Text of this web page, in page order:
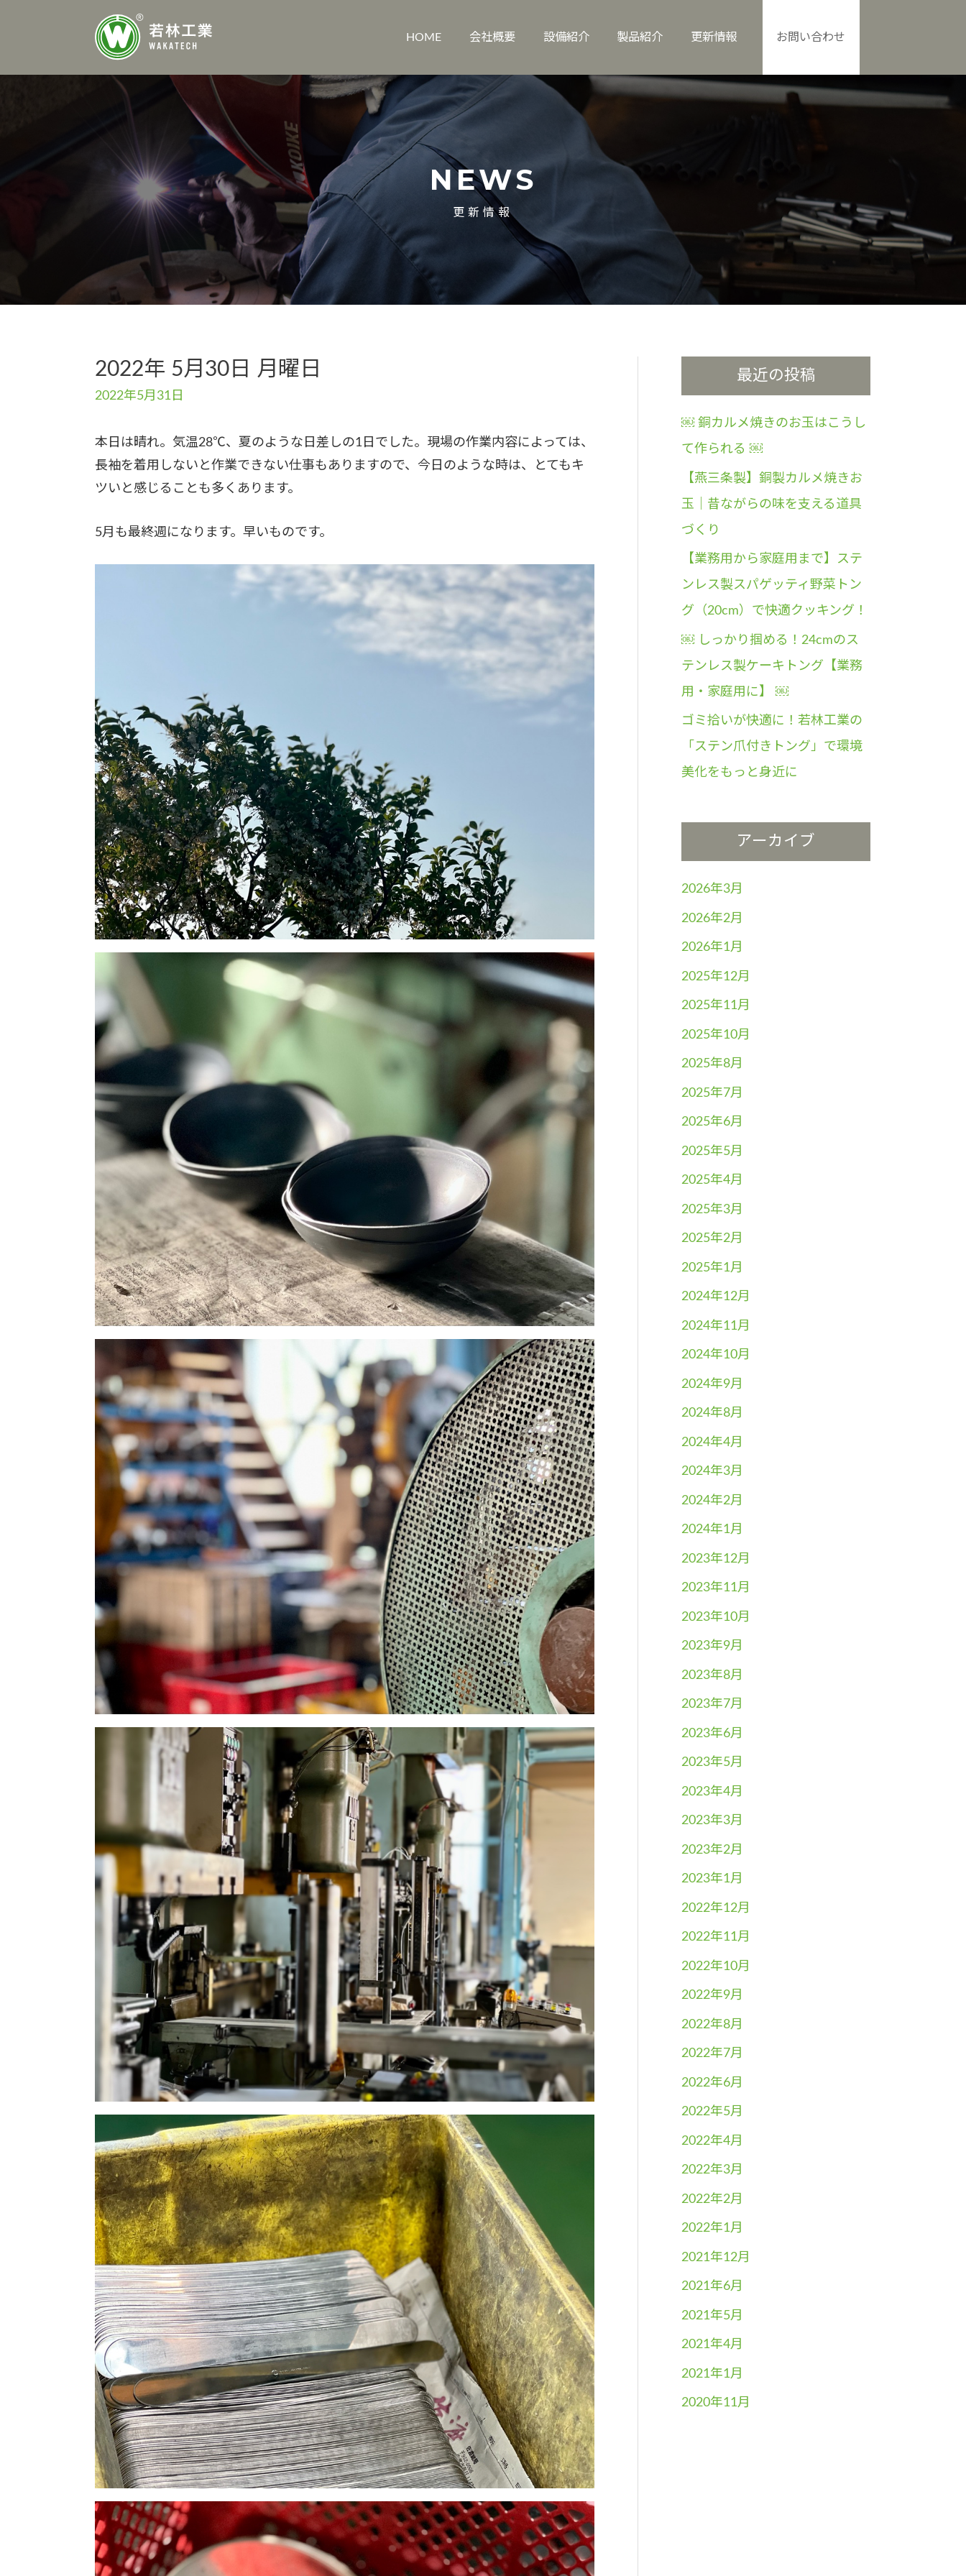
HOME 会社概要 設備紹介 製品紹介 更新情報 お問い合わせ
NEWS
更新情報
2022年 5月30日 月曜日
2022年5月31日
本日は晴れ。気温28℃、夏のような日差しの1日でした。現場の作業内容によっては、
長袖を着用しないと作業できない仕事もありますので、今日のような時は、とてもキ
ツいと感じることも多くあります。
5月も最終週になります。早いものです。
最近の投稿
￼ 銅カルメ焼きのお玉はこうし
て作られる ￼
【燕三条製】銅製カルメ焼きお
玉｜昔ながらの味を支える道具
づくり
【業務用から家庭用まで】ステ
ンレス製スパゲッティ野菜トン
グ（20cm）で快適クッキング！
￼ しっかり掴める！24cmのス
テンレス製ケーキトング【業務
用・家庭用に】 ￼
ゴミ拾いが快適に！若林工業の
「ステン爪付きトング」で環境
美化をもっと身近に
アーカイブ
2026年3月
2026年2月
2026年1月
2025年12月
2025年11月
2025年10月
2025年8月
2025年7月
2025年6月
2025年5月
2025年4月
2025年3月
2025年2月
2025年1月
2024年12月
2024年11月
2024年10月
2024年9月
2024年8月
2024年4月
2024年3月
2024年2月
2024年1月
2023年12月
2023年11月
2023年10月
2023年9月
2023年8月
2023年7月
2023年6月
2023年5月
2023年4月
2023年3月
2023年2月
2023年1月
2022年12月
2022年11月
2022年10月
2022年9月
2022年8月
2022年7月
2022年6月
2022年5月
2022年4月
2022年3月
2022年2月
2022年1月
2021年12月
2021年6月
2021年5月
2021年4月
2021年1月
2020年11月